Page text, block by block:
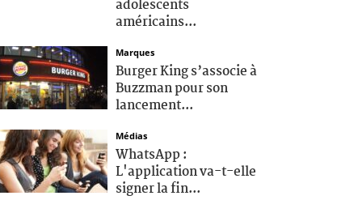
adolescents
américains...
Marques
Burger King s’associe à
Buzzman pour son
lancement...
Médias
WhatsApp :
L'application va-t-elle
signer la fin...